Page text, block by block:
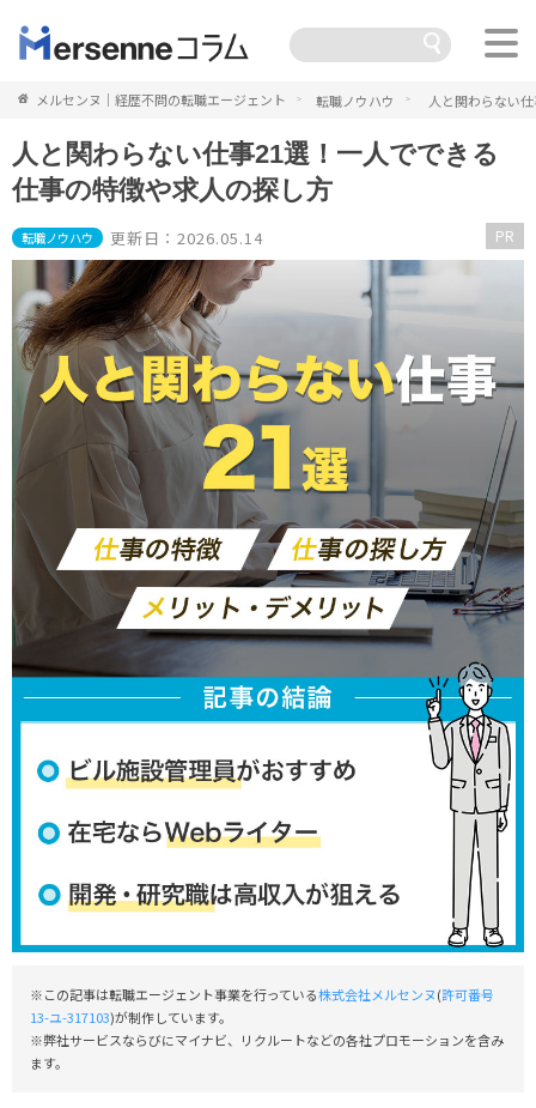
メルセンヌ｜経歴不問の転職エージェント 転職ノウハウ 人と関わらない
人と関わらない仕事21選！一人でできる
仕事の特徴や求人の探し方
転職ノウハウ 更新日：2026.05.14 PR
※この記事は転職エージェント事業を行っている株式会社メルセンヌ(許可番号
13-ユ-317103)が制作しています。
※弊社サービスならびにマイナビ、リクルートなどの各社プロモーションを含み
ます。